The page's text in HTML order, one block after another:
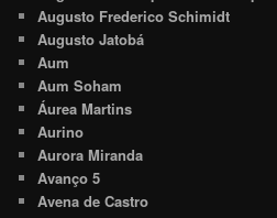
Augusto Frederico Schimidt
Augusto Jatobá
Aum
Aum Soham
Áurea Martins
Aurino
Aurora Miranda
Avanço 5
Avena de Castro